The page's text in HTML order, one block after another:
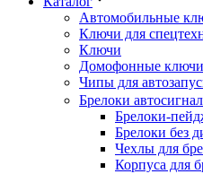
Автомобильные
Ключи для
Ключи
Домофонные ключи
Чипы для
Брелоки
Брелоки-
Брелоки без
Чехлы для
Корпуса для